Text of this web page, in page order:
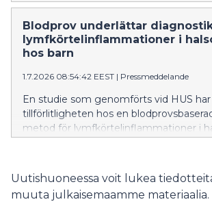
vauvamyönteistä hoitoa koko maassa.
Blodprov underlättar
lymfkörtelinflammationer i
hos barn
1.7.2026 08:54:42 EEST | Pressmeddelande
En studie som genomförts vid HUS
tillförlitligheten hos en
metod för lymfkörtelinflammationer i
att säkerställa diagnosen än invasiva
vävnadsprovtagning.
Uutishuoneessa voit lukea
muuta julkaisemaamme materiaalia.